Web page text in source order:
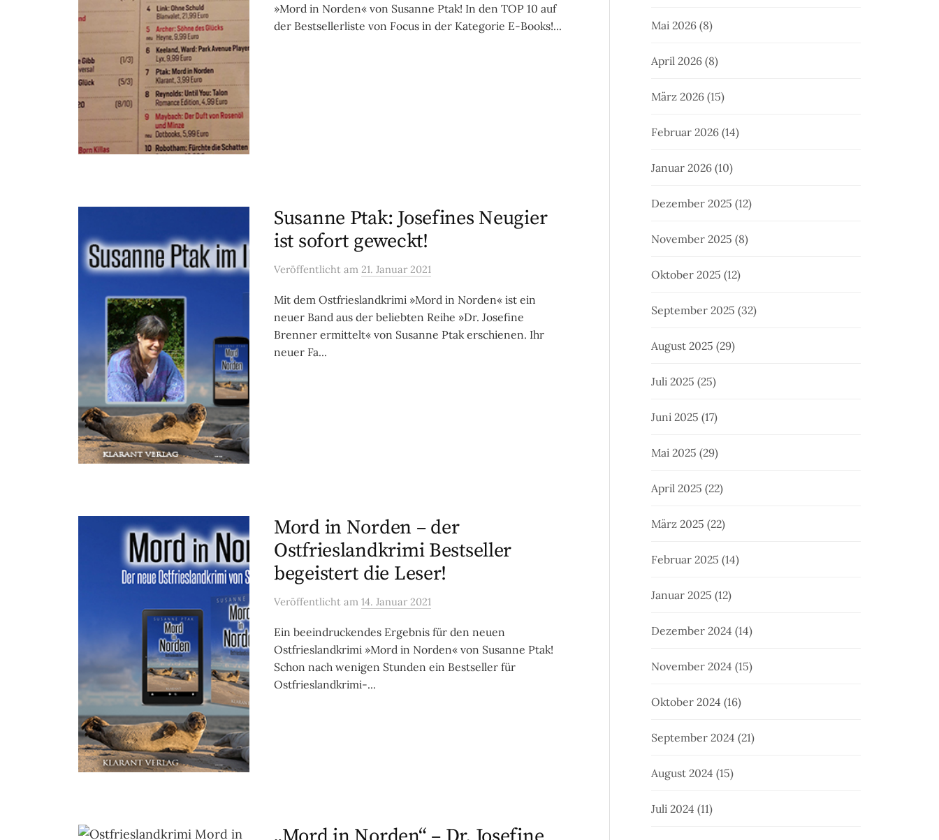
»Mord in Norden« von Susanne Ptak! In den TOP 10 auf
der Bestsellerliste von Focus in der Kategorie E-Books!...
Susanne Ptak: Josefines Neugier
ist sofort geweckt!
Veröffentlicht am 21. Januar 2021
Mit dem Ostfrieslandkrimi »Mord in Norden« ist ein
neuer Band aus der beliebten Reihe »Dr. Josefine
Brenner ermittelt« von Susanne Ptak erschienen. Ihr
neuer Fa...
Mord in Norden – der
Ostfrieslandkrimi Bestseller
begeistert die Leser!
Veröffentlicht am 14. Januar 2021
Ein beeindruckendes Ergebnis für den neuen
Ostfrieslandkrimi »Mord in Norden« von Susanne Ptak!
Schon nach wenigen Stunden ein Bestseller für
Ostfrieslandkrimi-...
Mai 2026 (8)
April 2026 (8)
März 2026 (15)
Februar 2026 (14)
Januar 2026 (10)
Dezember 2025 (12)
November 2025 (8)
Oktober 2025 (12)
September 2025 (32)
August 2025 (29)
Juli 2025 (25)
Juni 2025 (17)
Mai 2025 (29)
April 2025 (22)
März 2025 (22)
Februar 2025 (14)
Januar 2025 (12)
Dezember 2024 (14)
November 2024 (15)
Oktober 2024 (16)
September 2024 (21)
August 2024 (15)
Juli 2024 (11)